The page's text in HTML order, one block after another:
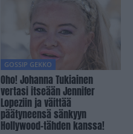
GOSSIP GEKKO
Oho! Johanna Tukiainen
vertasi itseään Jennifer
Lopeziin ja väittää
päätyneensä sänkyyn
Hollywood-tähden kanssa!